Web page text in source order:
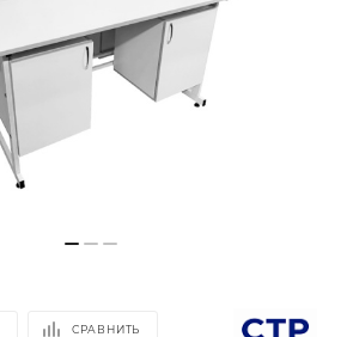
СРАВНИТЬ